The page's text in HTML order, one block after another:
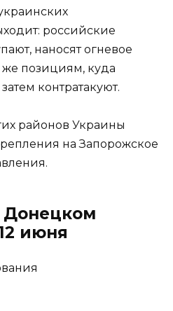
российские
наносят огневое
позициям, куда
контратакуют.
районов Украины
на Запорожское
Донецком
июня